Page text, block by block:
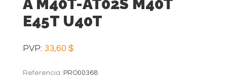
A M40T-AT02S M40T
E45T U40T
PVP: 33,60 $
Referencia: PRO00368